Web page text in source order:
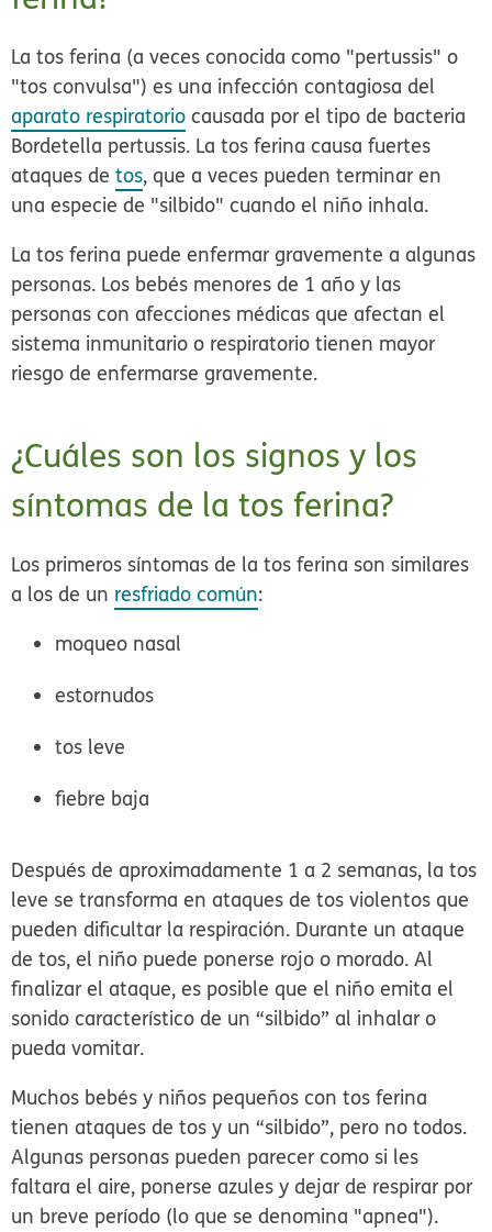
La tos ferina (a veces conocida como "pertussis" o
"tos convulsa") es una infección contagiosa del
aparato respiratorio causada por el tipo de bacteria
Bordetella pertussis. La tos ferina causa fuertes
ataques detos, que a veces pueden terminar en
una especie de "silbido" cuando el niño inhala.
La tos ferina puede enfermar gravemente a algunas
personas. Los bebés menores de 1 año y las
personas con afecciones médicas que afectan el
sistema inmunitario o respiratorio tienen mayor
riesgo de enfermarse gravemente.
¿Cuáles son los signos y los
síntomas de la tos ferina?
Los primeros síntomas de la tos ferina son similares
a los de un resfriado común:
moqueo nasal
estornudos
tos leve
fiebre baja
Después de aproximadamente 1 a 2 semanas, la tos
leve se transforma en ataques de tos violentos que
pueden dificultar la respiración. Durante un ataque
de tos, el niño puede ponerse rojo o morado. Al
finalizar el ataque, es posible que el niño emita el
sonido característico de un “silbido” al inhalar o
pueda vomitar.
Muchos bebés y niños pequeños con tos ferina
tienen ataques de tos y un “silbido”, pero no todos.
Algunas personas pueden parecer como si les
faltara el aire, ponerse azules y dejar de respirar por
un breve período (lo que se denomina "apnea").